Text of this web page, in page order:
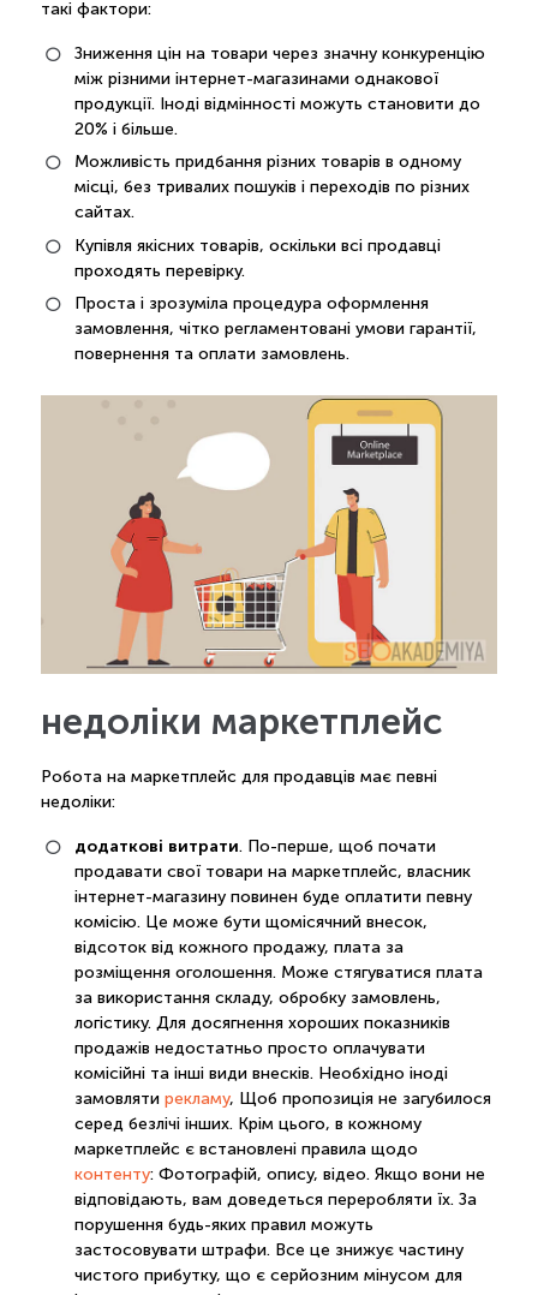
такі фактори:
Зниження цін на товари через значну конкуренцію
між різними інтернет-магазинами однакової
продукції. Іноді відмінності можуть становити до
20% і більше.
Можливість придбання різних товарів в одному
місці, без тривалих пошуків і переходів по різних
сайтах.
Купівля якісних товарів, оскільки всі продавці
проходять перевірку.
Проста і зрозуміла процедура оформлення
замовлення, чітко регламентовані умови гарантії,
повернення та оплати замовлень.
недоліки маркетплейс
Робота на маркетплейс для продавців має певні
недоліки:
додаткові витрати. По-перше, щоб почати
продавати свої товари на маркетплейс, власник
інтернет-магазину повинен буде оплатити певну
комісію. Це може бути щомісячний внесок,
відсоток від кожного продажу, плата за
розміщення оголошення. Може стягуватися плата
за використання складу, обробку замовлень,
логістику. Для досягнення хороших показників
продажів недостатньо просто оплачувати
комісійні та інші види внесків. Необхідно іноді
замовляти рекламу, Щоб пропозиція не загубилося
серед безлічі інших. Крім цього, в кожному
маркетплейс є встановлені правила щодо
контенту: Фотографій, опису, відео. Якщо вони не
відповідають, вам доведеться переробляти їх. За
порушення будь-яких правил можуть
застосовувати штрафи. Все це знижує частину
чистого прибутку, що є серйозним мінусом для